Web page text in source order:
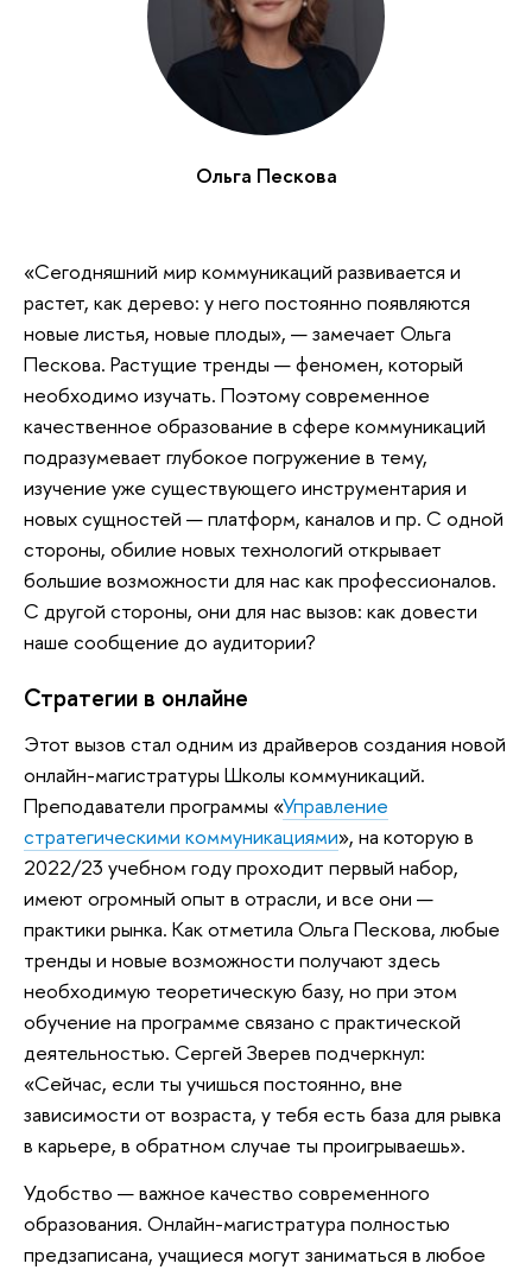
Ольга Пескова
«Сегодняшний мир коммуникаций развивается и
растет, как дерево: у него постоянно появляются
новые листья, новые плоды», — замечает Ольга
Пескова. Растущие тренды — феномен, который
необходимо изучать. Поэтому современное
качественное образование в сфере коммуникаций
подразумевает глубокое погружение в тему,
изучение уже существующего инструментария и
новых сущностей — платформ, каналов и пр. С одной
стороны, обилие новых технологий открывает
большие возможности для нас как профессионалов.
С другой стороны, они для нас вызов: как довести
наше сообщение до аудитории?
Стратегии в онлайне
Этот вызов стал одним из драйверов создания новой
онлайн-магистратуры Школы коммуникаций.
Преподаватели программы «Управление
стратегическими коммуникациями», на которую в
2022/23 учебном году проходит первый набор,
имеют огромный опыт в отрасли, и все они —
практики рынка. Как отметила Ольга Пескова, любые
тренды и новые возможности получают здесь
необходимую теоретическую базу, но при этом
обучение на программе связано с практической
деятельностью. Сергей Зверев подчеркнул:
«Сейчас, если ты учишься постоянно, вне
зависимости от возраста, у тебя есть база для рывка
в карьере, в обратном случае ты проигрываешь».
Удобство — важное качество современного
образования. Онлайн-магистратура полностью
предзаписана, учащиеся могут заниматься в любое